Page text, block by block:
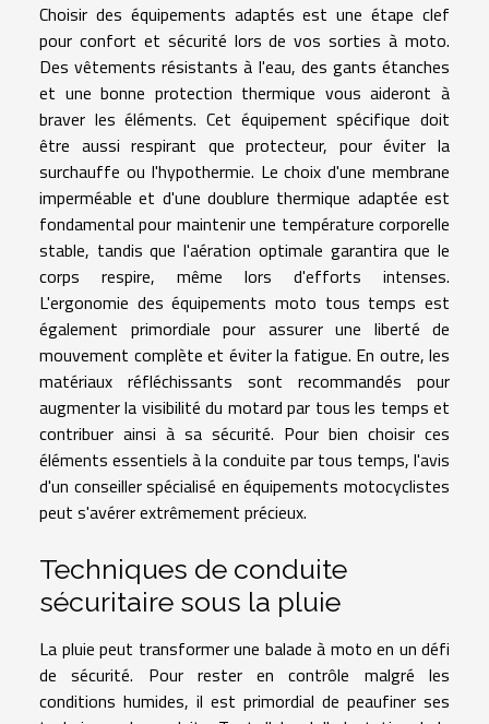
Choisir des équipements adaptés est une étape clef
pour confort et sécurité lors de vos sorties à moto.
Des vêtements résistants à l'eau, des gants étanches
et une bonne protection thermique vous aideront à
braver les éléments. Cet équipement spécifique doit
être aussi respirant que protecteur, pour éviter la
surchauffe ou l'hypothermie. Le choix d'une membrane
imperméable et d'une doublure thermique adaptée est
fondamental pour maintenir une température corporelle
stable, tandis que l'aération optimale garantira que le
corps respire, même lors d'efforts intenses.
L'ergonomie des équipements moto tous temps est
également primordiale pour assurer une liberté de
mouvement complète et éviter la fatigue. En outre, les
matériaux réfléchissants sont recommandés pour
augmenter la visibilité du motard par tous les temps et
contribuer ainsi à sa sécurité. Pour bien choisir ces
éléments essentiels à la conduite par tous temps, l'avis
d'un conseiller spécialisé en équipements motocyclistes
peut s'avérer extrêmement précieux.
Techniques de conduite
sécuritaire sous la pluie
La pluie peut transformer une balade à moto en un défi
de sécurité. Pour rester en contrôle malgré les
conditions humides, il est primordial de peaufiner ses